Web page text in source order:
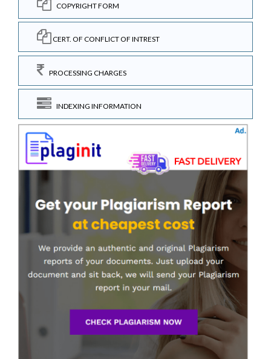
COPYRIGHT FORM
CERT. OF CONFLICT OF INTREST
PROCESSING CHARGES
INDEXING INFORMATION